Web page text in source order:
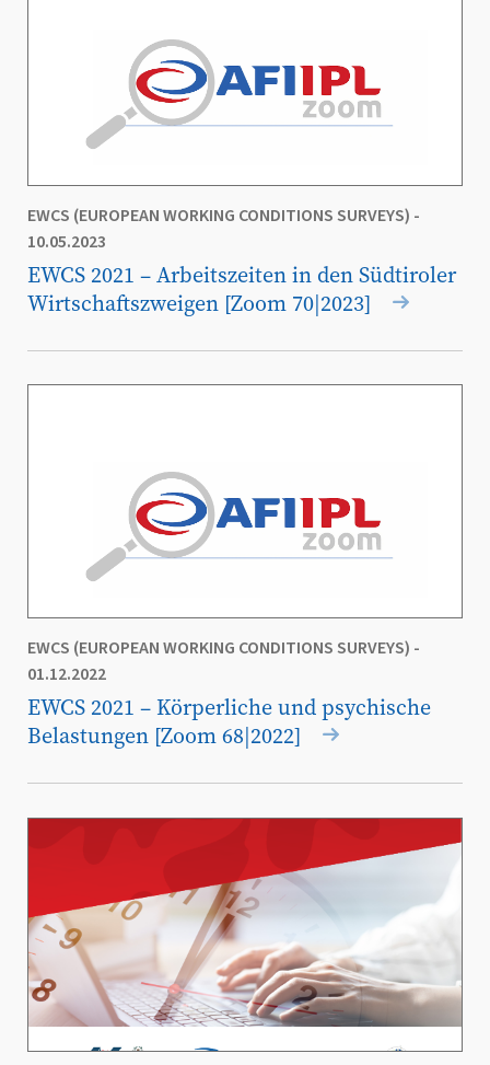
EWCS (EUROPEAN WORKING CONDITIONS SURVEYS) -
10.05.2023
EWCS 2021 – Arbeitszeiten in den Südtiroler
Wirtschaftszweigen [Zoom 70|2023]
EWCS (EUROPEAN WORKING CONDITIONS SURVEYS) -
01.12.2022
EWCS 2021 – Körperliche und psychische
Belastungen [Zoom 68|2022]